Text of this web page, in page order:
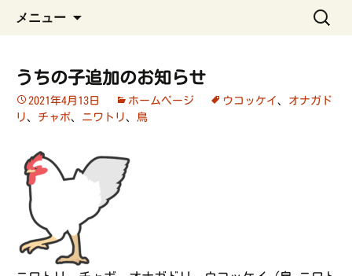
うちの子手帳
ペット管理用アプリ
メニュー
検
索:
うちの子追加のお知らせ
2021年4月13日 ホームページ ウコッケイ、 オナガド
リ、 チャボ、 ニワトリ、 鳥